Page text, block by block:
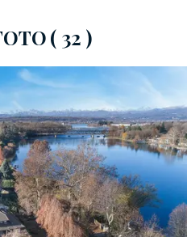
omgitt av beroligende
utstyrt med alle
( 32 )